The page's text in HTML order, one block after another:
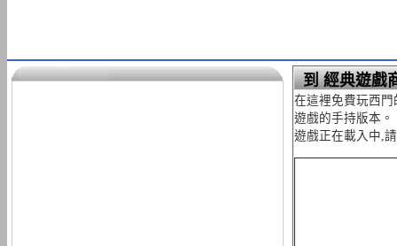
到 經典遊戲
在這裡免費玩西
遊戲的手持版本。
遊戲正在載入中,